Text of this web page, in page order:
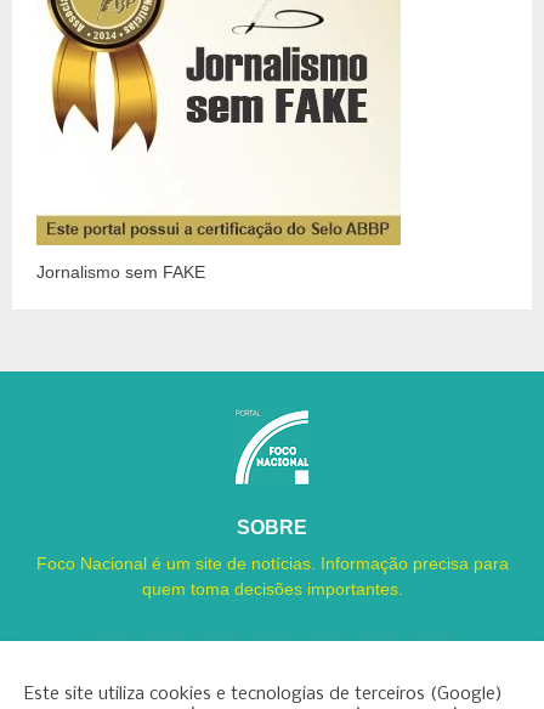
Jornalismo sem FAKE
SOBRE
Foco Nacional é um site de notícias. Informação precisa para
quem toma decisões importantes.
Este site utiliza cookies e tecnologias de terceiros (Google)